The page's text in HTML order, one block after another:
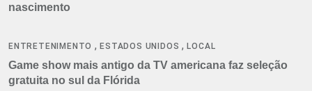
nascimento
ENTRETENIMENTO ,ESTADOS UNIDOS ,LOCAL
Game show mais antigo da TV americana faz seleção
gratuita no sul da Flórida